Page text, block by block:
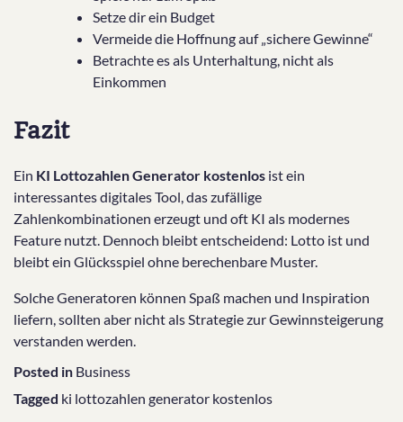
Setze dir ein Budget
Vermeide die Hoffnung auf „sichere Gewinne“
Betrachte es als Unterhaltung, nicht als
Einkommen
Fazit
Ein KI Lottozahlen Generator kostenlos ist ein
interessantes digitales Tool, das zufällige
Zahlenkombinationen erzeugt und oft KI als modernes
Feature nutzt. Dennoch bleibt entscheidend: Lotto ist und
bleibt ein Glücksspiel ohne berechenbare Muster.
Solche Generatoren können Spaß machen und Inspiration
liefern, sollten aber nicht als Strategie zur Gewinnsteigerung
verstanden werden.
Posted in Business
Tagged ki lottozahlen generator kostenlos